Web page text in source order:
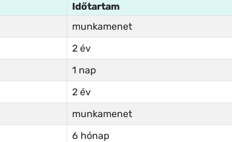
Időtartam
munkamenet
2 év
1 nap
2 év
munkamenet
6 hónap